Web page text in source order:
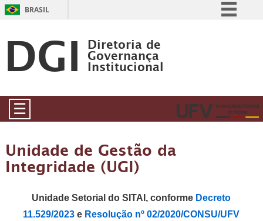
BRASIL
Legislação
Canais
DGI Diretoria de
Governança
Institucional
☰
Unidade de Gestão da
Integridade (UGI)
Unidade Setorial do SITAI, conforme Decreto
11.529/2023 e Resolução nº 02/2020/CONSU/UFV